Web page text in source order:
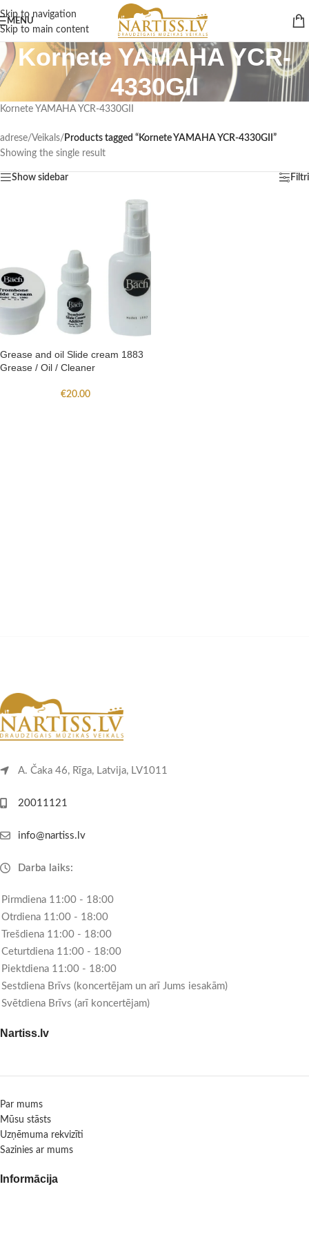
Skip to navigation
Skip to main content
MENU
Kornete YAMAHA YCR-
4330GII
Kornete YAMAHA YCR-4330GII
adrese/Veikals/ Products tagged “Kornete YAMAHA YCR-4330GII”
Showing the single result
Show sidebar Filtri
Grease and oil Slide cream 1883
Grease / Oil / Cleaner
€20.00
A. Čaka 46, Rīga, Latvija, LV1011
20011121
info@nartiss.lv
Darba laiks:
Pirmdiena 11:00 - 18:00
Otrdiena 11:00 - 18:00
Trešdiena 11:00 - 18:00
Ceturtdiena 11:00 - 18:00
Piektdiena 11:00 - 18:00
Sestdiena Brīvs (koncertējam un arī Jums iesakām)
Svētdiena Brīvs (arī koncertējam)
Nartiss.lv
Par mums
Mūsu stāsts
Uzņēmuma rekvizīti
Sazinies ar mums
Informācija